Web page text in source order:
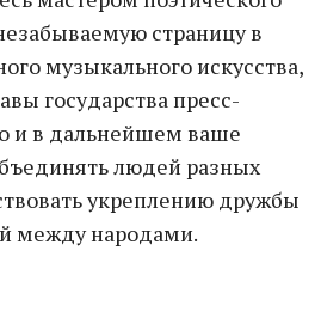
страницу в
музыкального искусства,
государства пресс-
и в дальнейшем ваше
людей разных
укреплению дружбы
между народами.